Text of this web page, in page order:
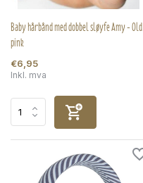
Baby hårbånd med dobbel sløyfe Amy - Old
pink
€6,95
Inkl. mva